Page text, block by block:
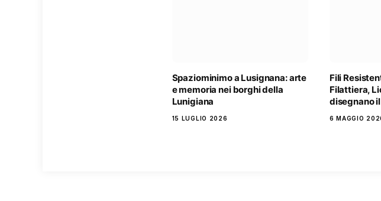
Spaziominimo a Lusignana: arte
e memoria nei borghi della
Lunigiana
15 LUGLIO 2026
Fili
Filattiera,
disegnano
6 MAGGIO